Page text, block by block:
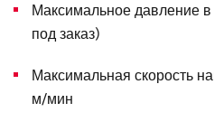
Конструктивное
исполнение
диаметр D, мм
Максимальное давление
под заказ)
Максимальная скорость
м/мин